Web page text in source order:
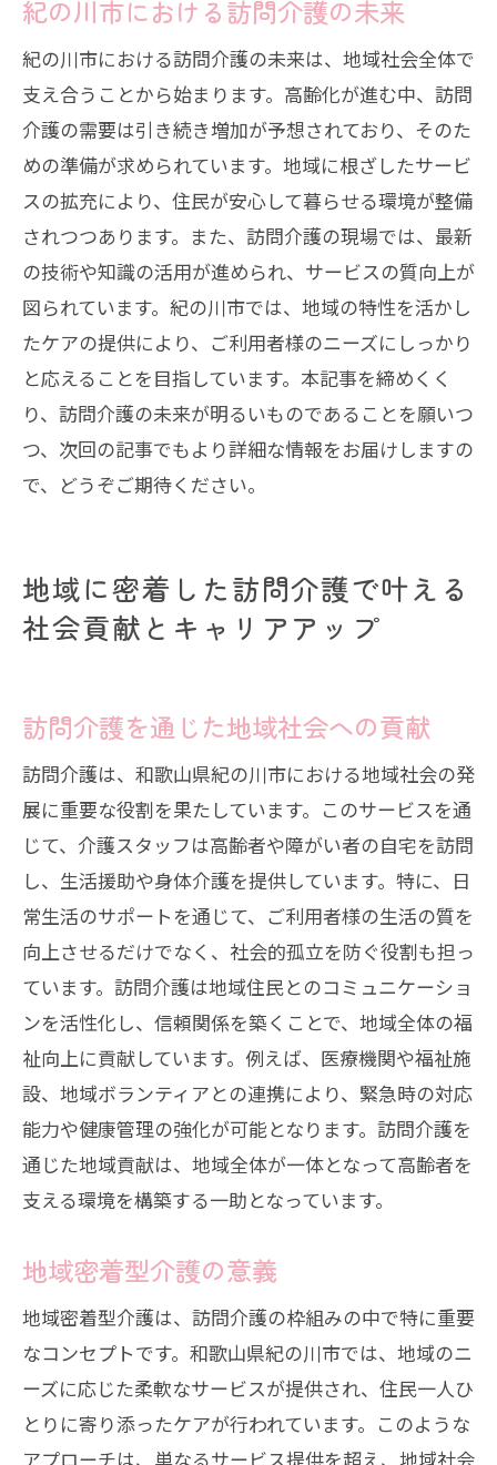
紀の川市における訪問介護の未来
紀の川市における訪問介護の未来は、地域社会全体で
支え合うことから始まります。高齢化が進む中、訪問
介護の需要は引き続き増加が予想されており、そのた
めの準備が求められています。地域に根ざしたサービ
スの拡充により、住民が安心して暮らせる環境が整備
されつつあります。また、訪問介護の現場では、最新
の技術や知識の活用が進められ、サービスの質向上が
図られています。紀の川市では、地域の特性を活かし
たケアの提供により、ご利用者様のニーズにしっかり
と応えることを目指しています。本記事を締めくく
り、訪問介護の未来が明るいものであることを願いつ
つ、次回の記事でもより詳細な情報をお届けしますの
で、どうぞご期待ください。
地域に密着した訪問介護で叶える
社会貢献とキャリアアップ
訪問介護を通じた地域社会への貢献
訪問介護は、和歌山県紀の川市における地域社会の発
展に重要な役割を果たしています。このサービスを通
じて、介護スタッフは高齢者や障がい者の自宅を訪問
し、生活援助や身体介護を提供しています。特に、日
常生活のサポートを通じて、ご利用者様の生活の質を
向上させるだけでなく、社会的孤立を防ぐ役割も担っ
ています。訪問介護は地域住民とのコミュニケーショ
ンを活性化し、信頼関係を築くことで、地域全体の福
祉向上に貢献しています。例えば、医療機関や福祉施
設、地域ボランティアとの連携により、緊急時の対応
能力や健康管理の強化が可能となります。訪問介護を
通じた地域貢献は、地域全体が一体となって高齢者を
支える環境を構築する一助となっています。
地域密着型介護の意義
地域密着型介護は、訪問介護の枠組みの中で特に重要
なコンセプトです。和歌山県紀の川市では、地域のニ
ーズに応じた柔軟なサービスが提供され、住民一人ひ
とりに寄り添ったケアが行われています。このような
アプローチは、単なるサービス提供を超え、地域社会